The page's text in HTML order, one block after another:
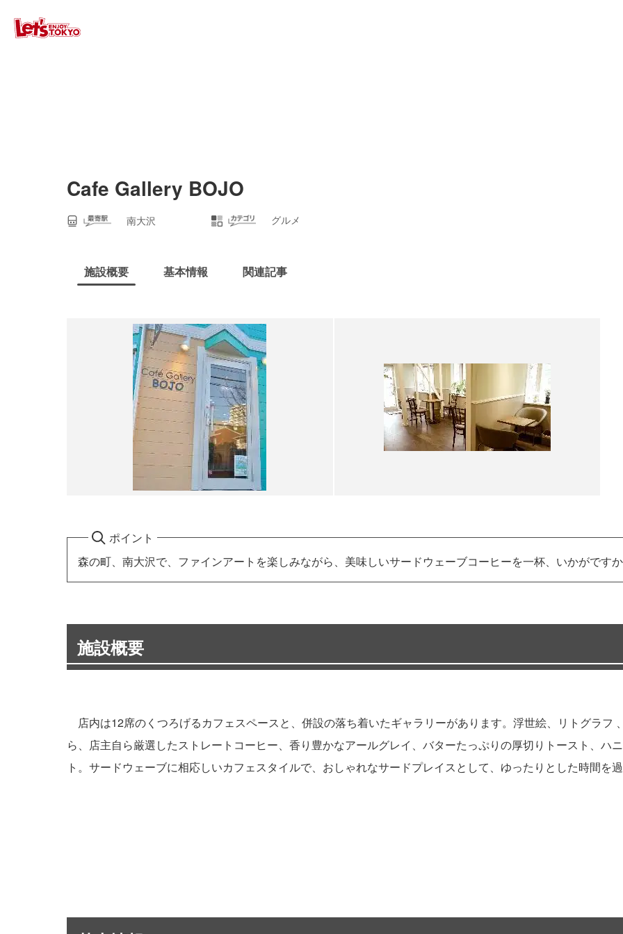
Cafe Gallery BOJO
南大沢 グルメ
施設概要 基本情報 関連記事
ポイント
森の町、南大沢で、ファインアートを楽しみながら、美味しいサードウェーブコーヒーを一杯、いかがです
施設概要
店内は12席のくつろげるカフェスペースと、併設の落ち着いたギャラリーがあります。浮世絵、リトグラフ
ら、店主自ら厳選したストレートコーヒー、香り豊かなアールグレイ、バターたっぷりの厚切りトースト、ハ
ト。サードウェーブに相応しいカフェスタイルで、おしゃれなサードプレイスとして、ゆったりとした時間